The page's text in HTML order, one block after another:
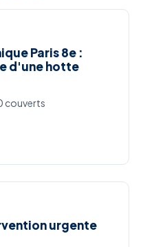
Paris 8e :
d'une hotte
couverts
urgente